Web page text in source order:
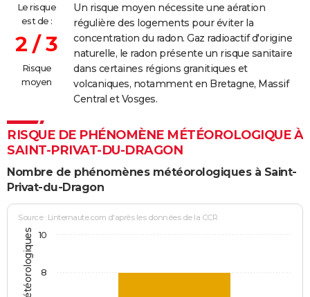
Le risque
est de :
2 / 3
Risque
moyen
Un risque moyen nécessite une aération
régulière des logements pour éviter la
concentration du radon. Gaz radioactif d'origine
naturelle, le radon présente un risque sanitaire
dans certaines régions granitiques et
volcaniques, notamment en Bretagne, Massif
Central et Vosges.
RISQUE DE PHÉNOMÈNE MÉTÉOROLOGIQUE À
SAINT-PRIVAT-DU-DRAGON
Nombre de phénomènes météorologiques à Saint-
Privat-du-Dragon
Source : Linternaute.com d'après les données de la CCR
8
10